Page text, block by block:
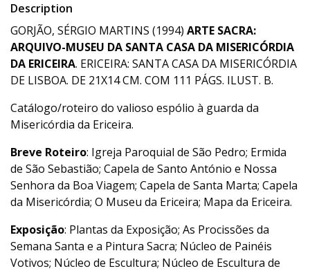
Description
GORJÃO, SÉRGIO MARTINS (1994) ARTE SACRA:
ARQUIVO-MUSEU DA SANTA CASA DA MISERICÓRDIA
DA ERICEIRA. ERICEIRA: SANTA CASA DA MISERICÓRDIA
DE LISBOA. DE 21X14 CM. COM 111 PÁGS. ILUST. B.
Catálogo/roteiro do valioso espólio à guarda da
Misericórdia da Ericeira.
Breve Roteiro: Igreja Paroquial de São Pedro; Ermida
de São Sebastião; Capela de Santo António e Nossa
Senhora da Boa Viagem; Capela de Santa Marta; Capela
da Misericórdia; O Museu da Ericeira; Mapa da Ericeira.
Exposição: Plantas da Exposição; As Procissões da
Semana Santa e a Pintura Sacra; Núcleo de Painéis
Votivos; Núcleo de Escultura; Núcleo de Escultura de